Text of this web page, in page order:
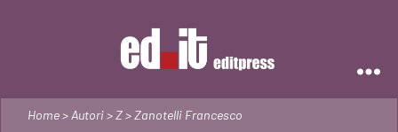
Home> Autori> Z> Zanotelli Francesco